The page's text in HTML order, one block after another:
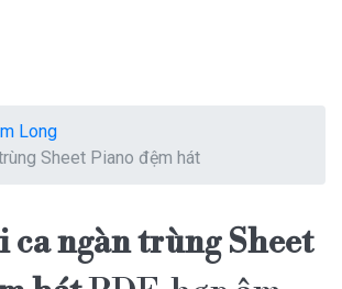
Long
Sheet Piano đệm hát
ca ngàn trùng Sheet